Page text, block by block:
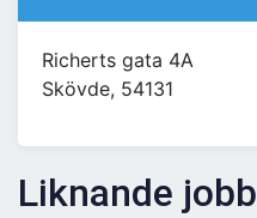
Richerts gata 4A
Skövde, 54131
Liknande jobb